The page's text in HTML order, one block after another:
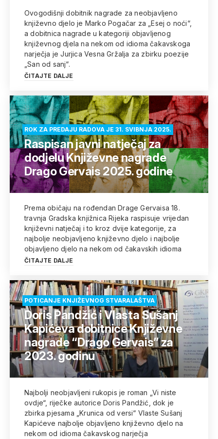
Ovogodišnji dobitnik nagrade za neobjavljeno
književno djelo je Marko Pogačar za „Esej o noći“,
a dobitnica nagrade u kategoriji objavljenog
književnog djela na nekom od idioma čakavskoga
narječja je Jurjica Vesna Gržalja za zbirku poezije
„San od sanj“.
ČITAJTE DALJE
ROK ZA PREDAJU RADOVA JE 31. SVIBNJA 2025.
Raspisan javni natječaj za
dodjelu Književne nagrade
Drago Gervais 2025. godine
Prema običaju na rođendan Drage Gervaisa 18.
travnja Gradska knjižnica Rijeka raspisuje vrijedan
književni natječaj i to kroz dvije kategorije, za
najbolje neobjavljeno književno djelo i najbolje
objavljeno djelo na nekom od čakavskih idioma
ČITAJTE DALJE
POTICANJE KNJIŽEVNOG STVARALAŠTVA
Doris Pandžić i Vlasta Sušanj
Kapićeva dobitnice Književne
nagrade “Drago Gervais” za
2023. godinu
Najbolji neobjavljeni rukopis je roman „Vi niste
ovdje“, riječke autorice Doris Pandžić, dok je
zbirka pjesama „Krunica od versi“ Vlaste Sušanj
Kapićeve najbolje objavljeno književno djelo na
nekom od idioma čakavskog narječja